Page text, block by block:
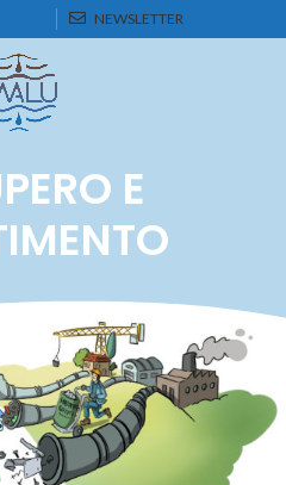
NEWSLETTER
E